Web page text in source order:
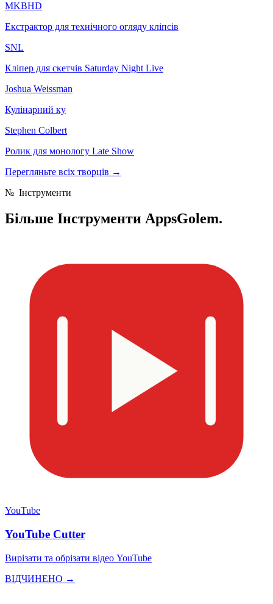
MKBHD
Екстрактор для технічного огляду кліпсів
SNL
Кліпер для скетчів Saturday Night Live
Joshua Weissman
Кулінарний ку
Stephen Colbert
Ролик для монологу Late Show
Перегляньте всіх творців →
№ Інструменти
Більше Інструменти AppsGolem.
YouTube
YouTube Cutter
Вирізати та обрізати відео YouTube
ВІДЧИНЕНО →